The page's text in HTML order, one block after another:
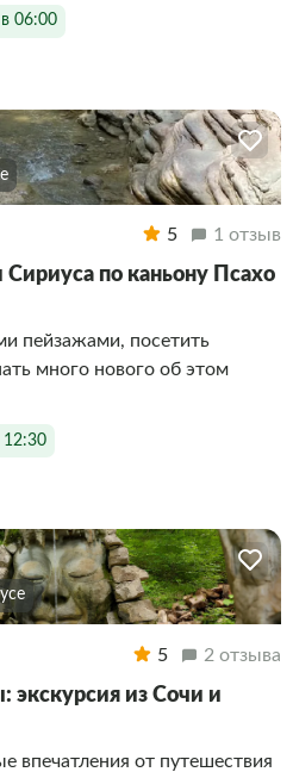
06:00
5 1 отзыв
по каньону Псахо
пейзажами, посетить
много нового об этом
12:30
5 2 отзыва
экскурсия из Сочи и
впечатления от путешествия